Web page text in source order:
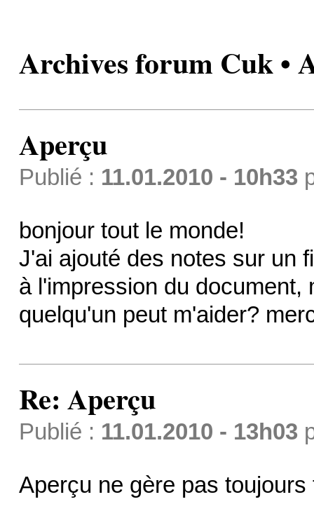
Archives forum Cuk •
Aperçu
Publié : 11.01.2010 - 10h33
bonjour tout le monde!
J'ai ajouté des notes sur un
à l'impression du
quelqu'un peut m'aider?
Re: Aperçu
Publié : 11.01.2010 - 13h03
Aperçu ne gère pas